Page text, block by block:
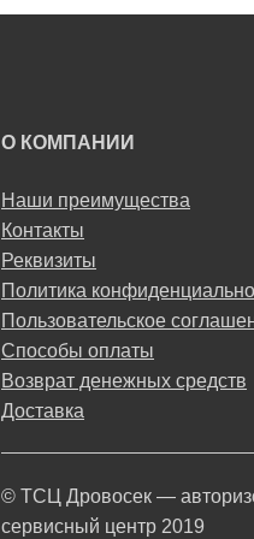
О КОМПАНИИ
Наши преимущества
Контакты
Реквизиты
Политика
Пользовательское
Способы оплаты
Возврат денежных средств
Доставка
© ТСЦ Дровосек —
сервисный центр 2019